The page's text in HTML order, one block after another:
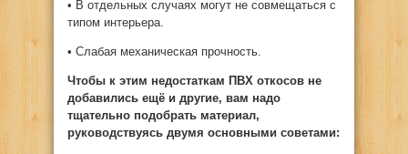
• В отдельных случаях могут не совмещаться с
типом интерьера.
• Слабая механическая прочность.
Чтобы к этим недостаткам ПВХ откосов не
добавились ещё и другие, вам надо
тщательно подобрать материал,
руководствуясь двумя основными советами: